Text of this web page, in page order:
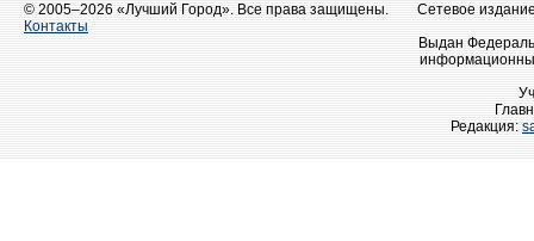
© 2005–2026 «Лучший Город». Все права защищены.
Контакты
Сетевое
Выдан
Редакция: